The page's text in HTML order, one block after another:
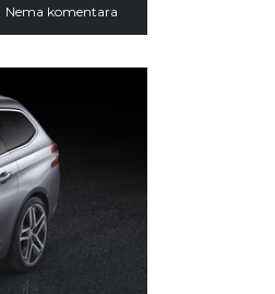
Nema komentara